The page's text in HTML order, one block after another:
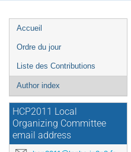
Menu
de
Accueil
Ordre du jour
Liste des Contributions
Author index
HCP2011 Local
Organizing Committee
email address